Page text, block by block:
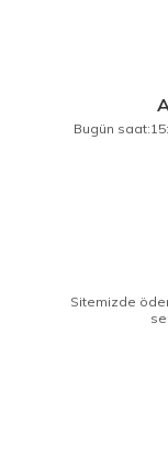
Bugün
Sitemizde